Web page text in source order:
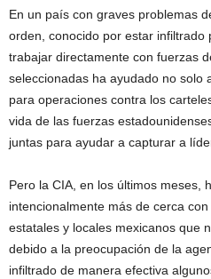
En un país con graves problemas
orden, conocido por estar infiltrado
trabajar directamente con fuerzas
seleccionadas ha ayudado no solo
para operaciones contra los
vida de las fuerzas
juntas para ayudar a capturar a
Pero la CIA, en los últimos meses,
intencionalmente más de cerca
estatales y locales mexicanos que
debido a la preocupación de la
infiltrado de manera efectiva